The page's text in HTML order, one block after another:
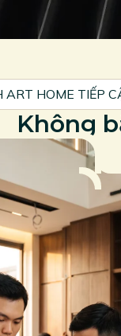
ART HOME TIẾP
Không